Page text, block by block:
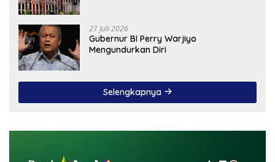
27 Juli 2026
Gubernur BI Perry Warjiyo
Mengundurkan Diri
Selengkapnya